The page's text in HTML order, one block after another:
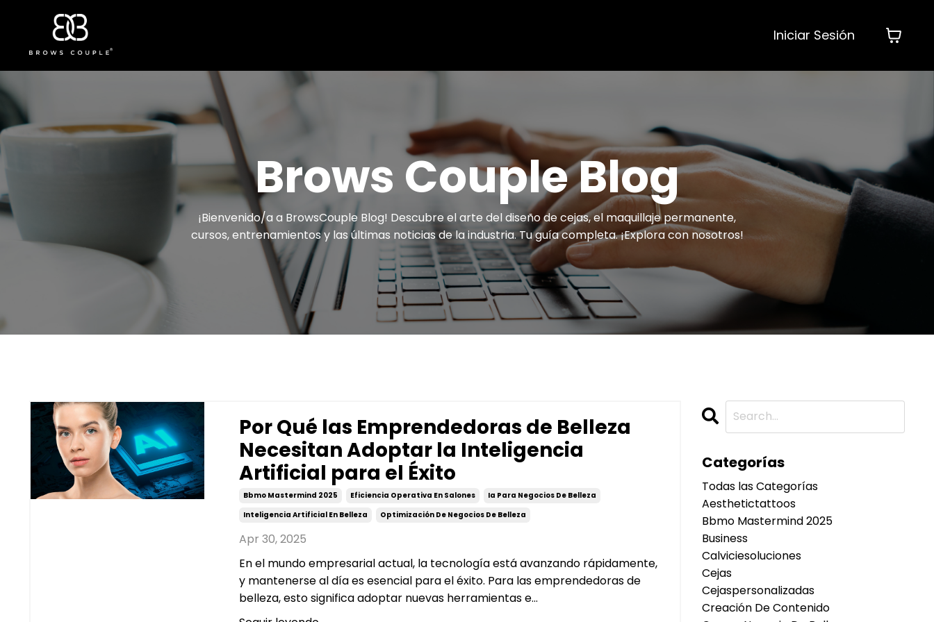
Iniciar Sesión
Brows Couple Blog
¡Bienvenido/a a BrowsCouple Blog! Descubre el arte del diseño de cejas, el maquillaje permanente,
cursos, entrenamientos y las últimas noticias de la industria. Tu guía completa. ¡Explora con nosotros!
Por Qué las Emprendedoras de Belleza
Necesitan Adoptar la Inteligencia
Artificial para el Éxito
Bbmo Mastermind 2025 Eficiencia Operativa En Salones
Ia Para Negocios De Belleza
Inteligencia Artificial En Belleza
Optimización De Negocios De Belleza
Apr 30, 2025
En el mundo empresarial actual, la tecnología está avanzando rápidamente,
y mantenerse al día es esencial para el éxito. Para las emprendedoras de
belleza, esto significa adoptar nuevas herramientas e...
Categorías
Todas las Categorías
Aesthetictattoos
Bbmo Mastermind 2025
Business
Calviciesoluciones
Cejas
Cejaspersonalizadas
Creación De Contenido